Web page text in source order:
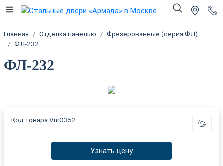
Главная Отделка панелью
Фрезерованные (серия ФЛ)
ФЛ-232
ФЛ-232
Код товара VnrO352
Узнать цену